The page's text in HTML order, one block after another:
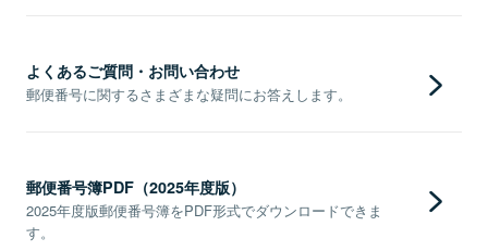
よくあるご質問・お問い合わせ
郵便番号に関するさまざまな疑問にお答えします。
郵便番号簿PDF（2025年度版）
2025年度版郵便番号簿をPDF形式でダウンロードできま
す。